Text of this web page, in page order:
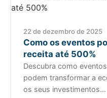
22 de dezembro de 2025
Como os eventos
receita até 500%
Descubra como
podem transformar a
os seus investimentos…